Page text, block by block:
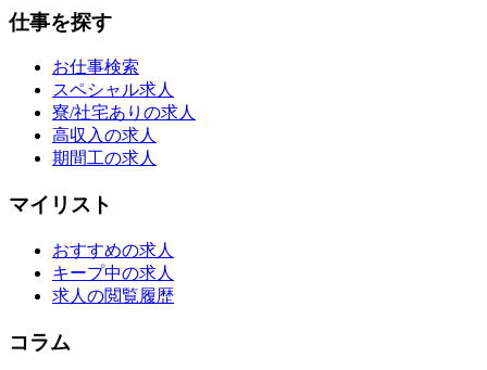
仕事を探す
お仕事検索
スペシャル求人
寮/社宅ありの求人
高収入の求人
期間工の求人
マイリスト
おすすめの求人
キープ中の求人
求人の閲覧履歴
コラム